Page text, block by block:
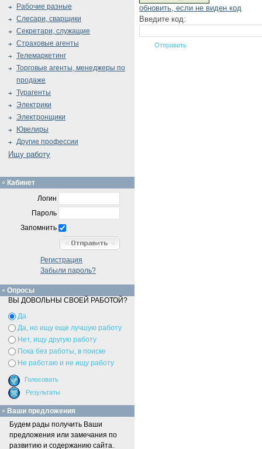
обновить, если не виден код
Введите код:
Рабочие разные
Слесари, сварщики
Секретари, служащие
Страховые агенты
Телемаркетинг
Торговые агенты, менеджеры по
продаже
Турагенты
Электрики
Электронщики
Ювелиры
Другие профессии
Ищу работу
Кабинет
Логин
Пароль
Запомнить
Регистрация
Забыли пароль?
Опросы
ВЫ ДОВОЛЬНЫ СВОЕЙ РАБОТОЙ?
Да
Да, но ищу еще лучшую работу
Нет, ищу другую работу
Пока без работы, в поиске
Не работаю и не ищу работу
Ваши предложения
Будем рады получить Ваши
предложения или замечания по
развитию и содержанию сайта.